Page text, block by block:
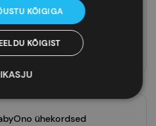
kokkupandav
(60x40)
€
Lisa korvi
ühekordsed
KÕIGIGA
KÕIGIST